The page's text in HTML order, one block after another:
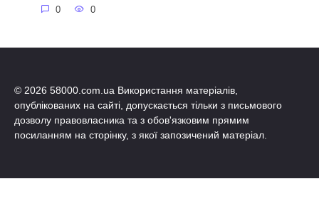
0 0
© 2026 58000.com.ua Використання матеріалів,
опублікованих на сайті, допускається тільки з письмового
дозволу правовласника та з обов'язковим прямим
посиланням на сторінку, з якої запозичений матеріал.